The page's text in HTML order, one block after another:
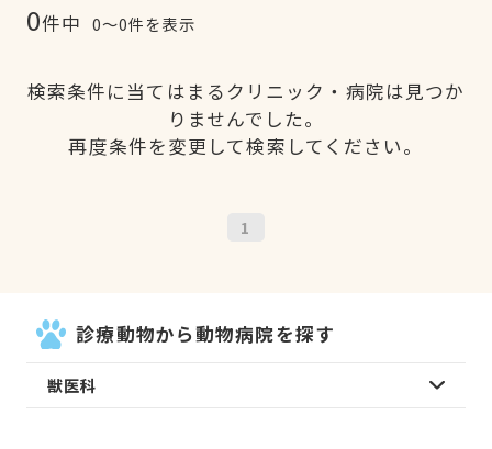
0件中 0〜0件を表示
検索条件に当てはまるクリニック・病院は見つか
りませんでした。
再度条件を変更して検索してください。
1
診療動物から動物病院を探す
獣医科